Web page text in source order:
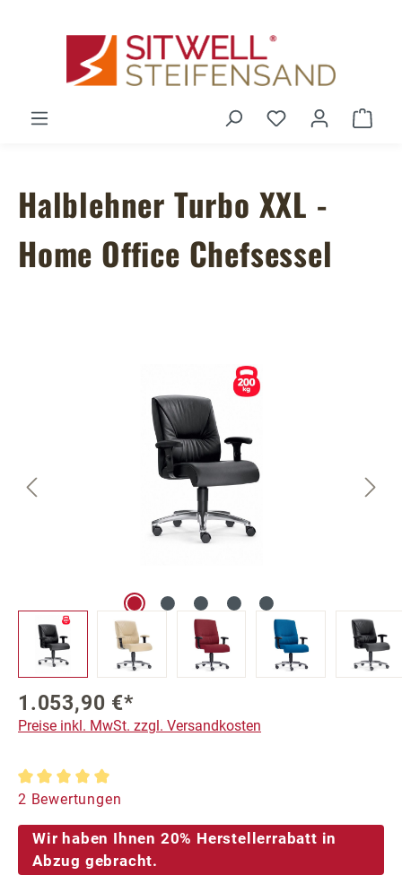
Du hast 0
Halblehner Turbo XXL -
Home Office Chefsessel
1.053,90 €*
Preise inkl. MwSt. zzgl. Versandkosten
Durchschnittliche Bewertung von 5 von 5 Sternen
2 Bewertungen
Wir haben Ihnen 20% Herstellerrabatt in
Abzug gebracht.